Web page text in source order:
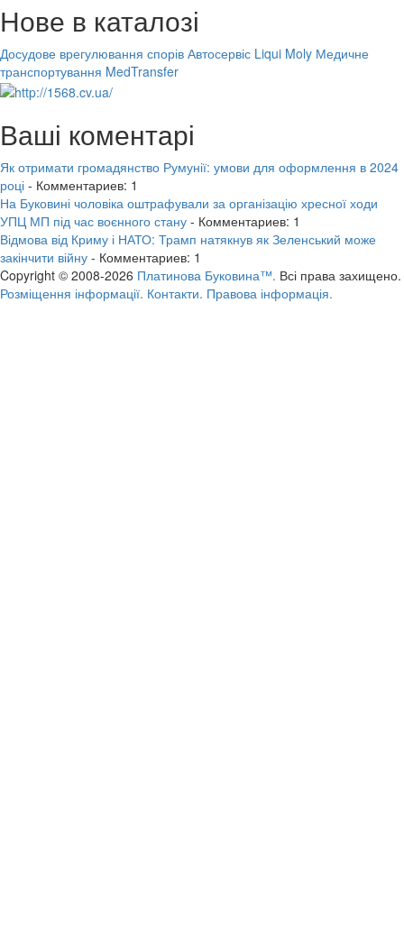
Нове в каталозі
Досудове врегулювання спорів Автосервіс Liqui Moly Медичне
транспортування MedTransfer
Ваші коментарі
Як отримати громадянство Румунії: умови для оформлення в 2024
році - Комментариев: 1
На Буковині чоловіка оштрафували за організацію хресної ходи
УПЦ МП під час воєнного стану - Комментариев: 1
Відмова від Криму і НАТО: Трамп натякнув як Зеленський може
закінчити війну - Комментариев: 1
Copyright © 2008-2026 Платинова Буковина™. Всі права захищено.
Розміщення інформації. Контакти. Правова інформація.